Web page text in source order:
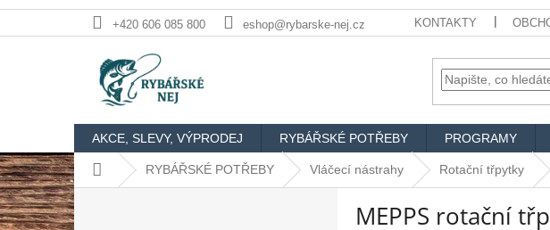
+420 606 085 800 eshop@rybarske-nej.cz KONTAKTY
AKCE, SLEVY, VÝPRODEJ RYBÁŘSKÉ POTŘEBY PROGRAMY
Domů RYBÁŘSKÉ POTŘEBY Vláčecí nástrahy Rotační třpytky
P
o
MEPPS rotační